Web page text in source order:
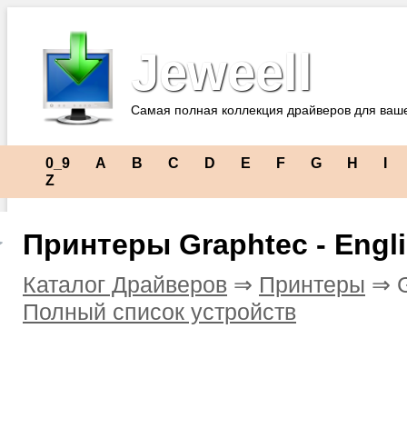
Jeweell
Самая полная коллекция драйверов для
0_9 A B C D E F G H
Z
Принтеры Graphtec -
Каталог Драйверов ⇒ Принтеры ⇒
Полный список устройств